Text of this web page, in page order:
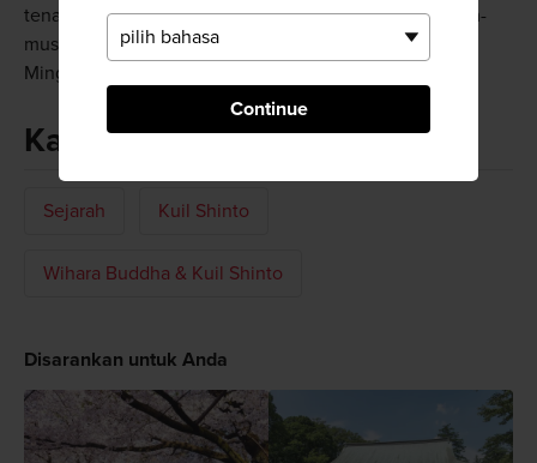
Continue
tenang namun akan dipenuhi pengunjung pada musim-
musim liburan yang penting seperti Tahun Baru dan
Minggu Emas.
Kata kunci
Sejarah Kuil Shinto
Wihara Buddha & Kuil Shinto
Disarankan untuk Anda